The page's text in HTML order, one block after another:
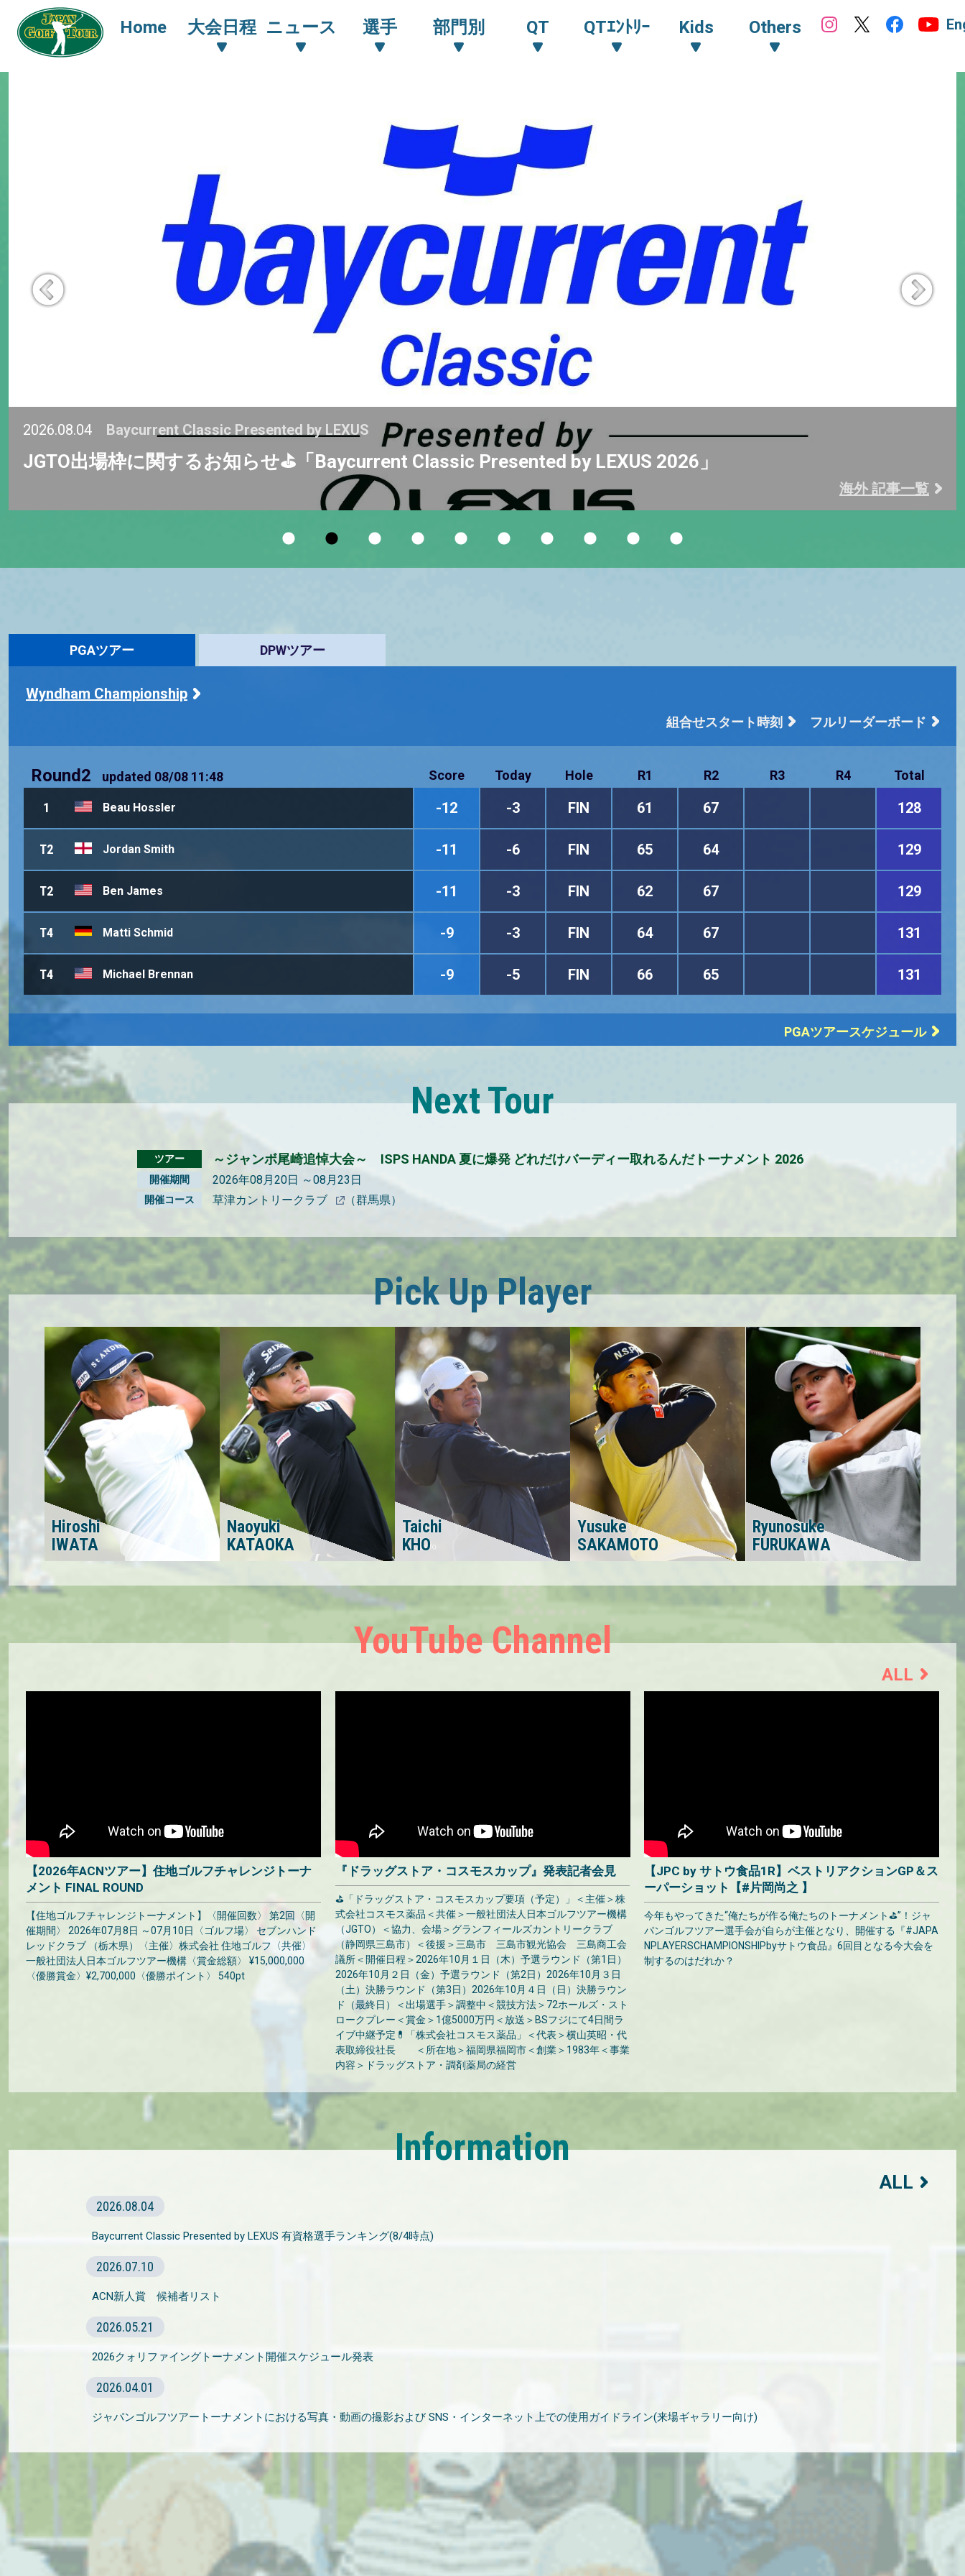
Home 大会日程 ニュース 選手 部門別 QT QTｴﾝﾄﾘｰ Kids Others
2026.08.04 Baycurrent Classic Presented by LEXUS
JGTO出場枠に関するお知らせ⛳「Baycurrent Classic Presented by LEXUS 2026」
海外 記事一覧
PGAツアー DPWツアー
Wyndham Championship
組合せスタート時刻 フルリーダーボード
Round2 updated 08/08 11:48 Score Today Hole R1 R2 R3 R4 Total
1 Beau Hossler -12 -3 FIN 61 67 128
T2 Jordan Smith -11 -6 FIN 65 64 129
T2 Ben James -11 -3 FIN 62 67 129
T4 Matti Schmid -9 -3 FIN 64 67 131
T4 Michael Brennan -9 -5 FIN 66 65 131
PGAツアースケジュール
Next Tour
ツアー ～ジャンボ尾崎追悼大会～ ISPS HANDA 夏に爆発 どれだけバーディー取れるんだトーナメント 2026
開催期間 2026年08月20日 ～08月23日
開催コース 草津カントリークラブ （群馬県）
Pick Up Player
Hiroshi
IWATA
Naoyuki
KATAOKA
Taichi
KHO
Yusuke
SAKAMOTO
Ryunosuke
FURUKAWA
YouTube Channel
ALL
【2026年ACNツアー】住地ゴルフチャレンジトーナ
メント FINAL ROUND
【住地ゴルフチャレンジトーナメント】〈開催回数〉 第2回〈開
催期間〉 2026年07月8日 ～07月10日〈ゴルフ場〉 セブンハンド
レッドクラブ （栃木県）〈主催〉株式会社 住地ゴルフ〈共催〉
一般社団法人日本ゴルフツアー機構〈賞金総額〉 ¥15,000,000
〈優勝賞金〉¥2,700,000〈優勝ポイント〉 540pt
『ドラッグストア・コスモスカップ』発表記者会見
⛳「ドラッグストア・コスモスカップ要項（予定）」＜主催＞株
式会社コスモス薬品＜共催＞一般社団法人日本ゴルフツアー機構
（JGTO）＜協力、会場＞グランフィールズカントリークラブ
（静岡県三島市）＜後援＞三島市 三島市観光協会 三島商工会
議所＜開催日程＞2026年10月１日（木）予選ラウンド（第1日）
2026年10月２日（金）予選ラウンド（第2日）2026年10月３日
（土）決勝ラウンド（第3日）2026年10月４日（日）決勝ラウン
ド（最終日）＜出場選手＞調整中＜競技方法＞72ホールズ・スト
ロークプレー＜賞金＞1億5000万円＜放送＞BSフジにて4日間ラ
イブ中継予定💊「株式会社コスモス薬品」＜代表＞横山英昭・代
表取締役社長 ＜所在地＞福岡県福岡市＜創業＞1983年＜事業
内容＞ドラッグストア・調剤薬局の経営
【JPC by サトウ食品1R】ベストリアクションGP＆ス
ーパーショット【#片岡尚之 】
今年もやってきた“俺たちが作る俺たちのトーナメント⛳”！ジャ
パンゴルフツアー選手会が自らが主催となり、開催する『#JAPA
NPLAYERSCHAMPIONSHIPbyサトウ食品』6回目となる今大会を
制するのはだれか？
Information
2026.08.04
Baycurrent Classic Presented by LEXUS 有資格選手ランキング(8/4時点)
2026.07.10
ACN新人賞 候補者リスト
2026.05.21
2026クォリファイングトーナメント開催スケジュール発表
2026.04.01
ジャパンゴルフツアートーナメントにおける写真・動画の撮影および SNS・インターネット上での使用ガイドライン(来場ギャラリー向け)
ALL